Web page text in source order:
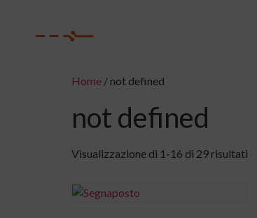
Home / not defined
not defined
Visualizzazione di 1-16 di 29 risultati